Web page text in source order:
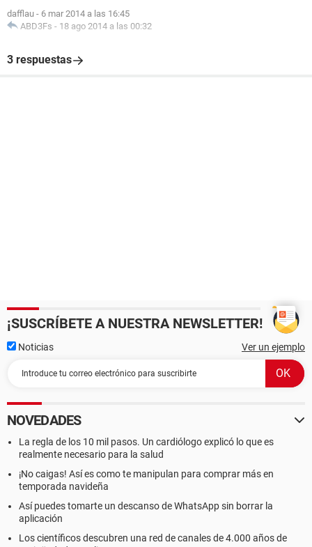
dafflau - 6 mar 2014 a las 16:45
ABD3Fs - 18 ago 2014 a las 00:32
3 respuestas
¡SUSCRÍBETE A NUESTRA NEWSLETTER!
Noticias Ver un ejemplo
NOVEDADES
La regla de los 10 mil pasos. Un cardiólogo explicó lo que es
realmente necesario para la salud
¡No caigas! Así es como te manipulan para comprar más en
temporada navideña
Así puedes tomarte un descanso de WhatsApp sin borrar la
aplicación
Los científicos descubren una red de canales de 4.000 años de